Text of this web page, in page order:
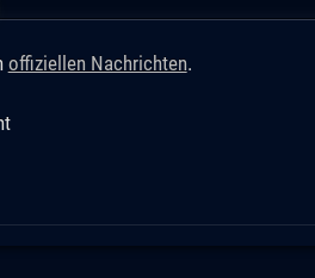
offiziellen Nachrichten.